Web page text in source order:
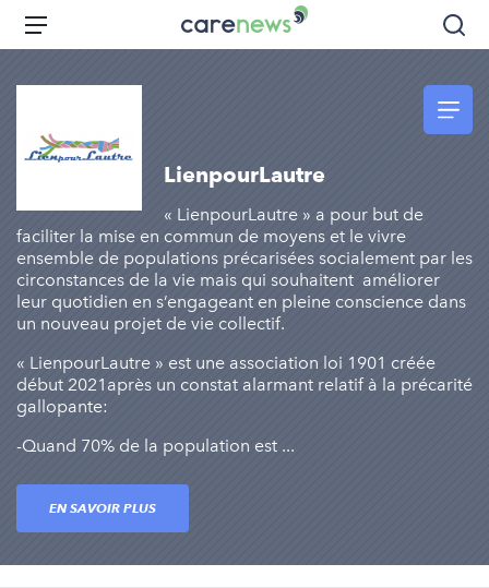
Aller
principal
Carenews,
Le
l'engagement
Menu
LienpourLautre
« LienpourLautre » a pour but de
faciliter la mise en commun de moyens et le vivre
ensemble de populations précarisées socialement par les
circonstances de la vie mais qui souhaitent améliorer
leur quotidien en s’engageant en pleine conscience dans
un nouveau projet de vie collectif.
« LienpourLautre » est une association loi 1901 créée
début 2021après un constat alarmant relatif à la précarité
gallopante:
-Quand 70% de la population est ...
EN SAVOIR PLUS